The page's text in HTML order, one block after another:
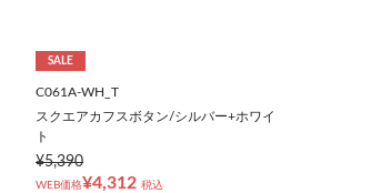
SALE
C061A-WH_T
スクエアカフスボタン/シルバー+ホワイ
ト
¥5,390
WEB価格¥4,312 税込